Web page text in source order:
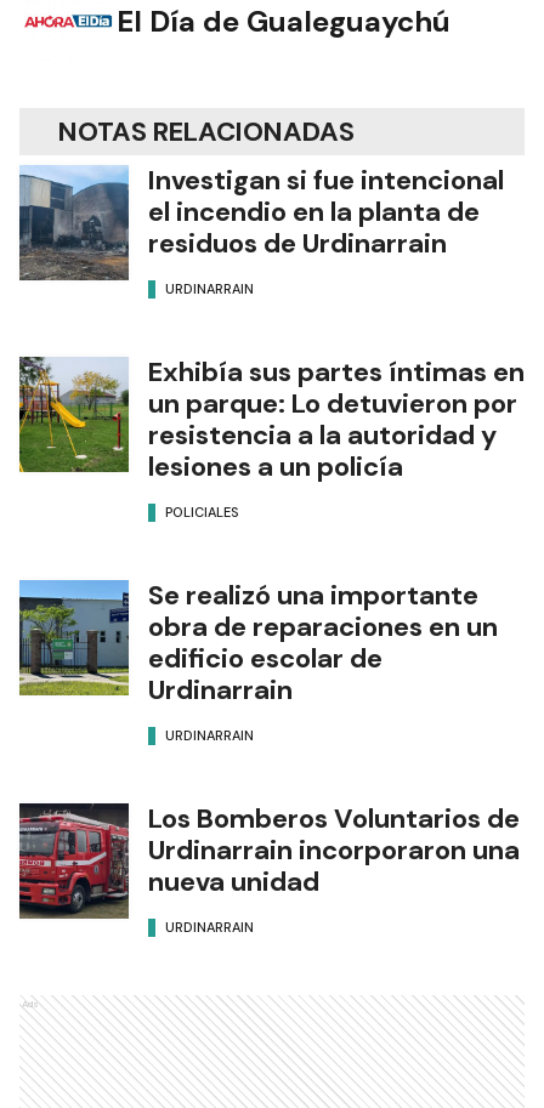
El Día de Gualeguaychú
NOTAS RELACIONADAS
Investigan si fue intencional
el incendio en la planta de
residuos de Urdinarrain
URDINARRAIN
Exhibía sus partes íntimas en
un parque: Lo detuvieron por
resistencia a la autoridad y
lesiones a un policía
POLICIALES
Se realizó una importante
obra de reparaciones en un
edificio escolar de
Urdinarrain
URDINARRAIN
Los Bomberos Voluntarios de
Urdinarrain incorporaron una
nueva unidad
URDINARRAIN
Ads